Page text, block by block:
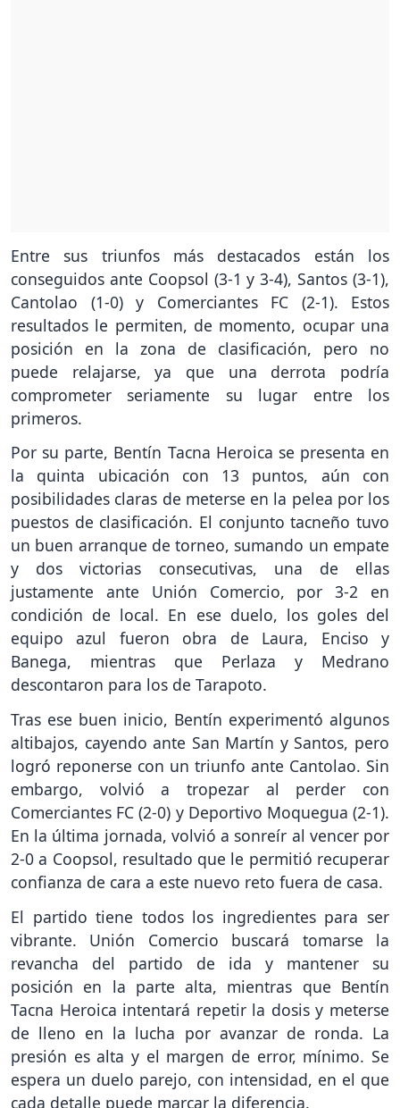
Entre sus triunfos más destacados están los
conseguidos ante Coopsol (3-1 y 3-4), Santos (3-1),
Cantolao (1-0) y Comerciantes FC (2-1). Estos
resultados le permiten, de momento, ocupar una
posición en la zona de clasificación, pero no
puede relajarse, ya que una derrota podría
comprometer seriamente su lugar entre los
primeros.
Por su parte, Bentín Tacna Heroica se presenta en
la quinta ubicación con 13 puntos, aún con
posibilidades claras de meterse en la pelea por los
puestos de clasificación. El conjunto tacneño tuvo
un buen arranque de torneo, sumando un empate
y dos victorias consecutivas, una de ellas
justamente ante Unión Comercio, por 3-2 en
condición de local. En ese duelo, los goles del
equipo azul fueron obra de Laura, Enciso y
Banega, mientras que Perlaza y Medrano
descontaron para los de Tarapoto.
Tras ese buen inicio, Bentín experimentó algunos
altibajos, cayendo ante San Martín y Santos, pero
logró reponerse con un triunfo ante Cantolao. Sin
embargo, volvió a tropezar al perder con
Comerciantes FC (2-0) y Deportivo Moquegua (2-1).
En la última jornada, volvió a sonreír al vencer por
2-0 a Coopsol, resultado que le permitió recuperar
confianza de cara a este nuevo reto fuera de casa.
El partido tiene todos los ingredientes para ser
vibrante. Unión Comercio buscará tomarse la
revancha del partido de ida y mantener su
posición en la parte alta, mientras que Bentín
Tacna Heroica intentará repetir la dosis y meterse
de lleno en la lucha por avanzar de ronda. La
presión es alta y el margen de error, mínimo. Se
espera un duelo parejo, con intensidad, en el que
cada detalle puede marcar la diferencia.